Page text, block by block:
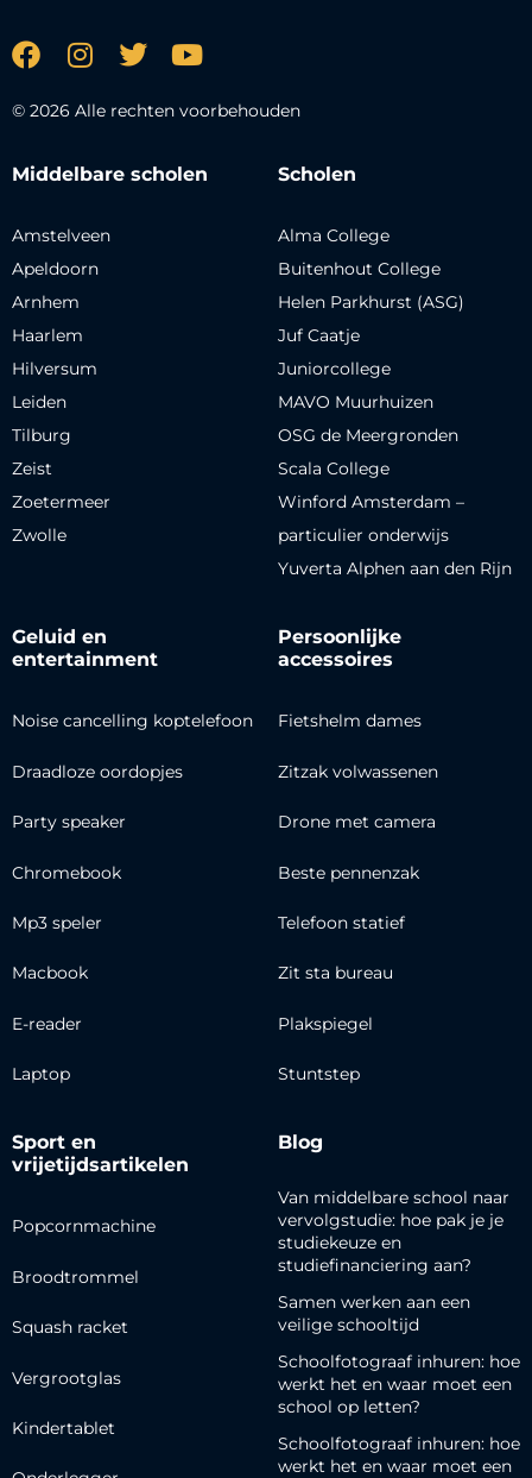
© 2026 Alle rechten voorbehouden
Middelbare scholen
Amstelveen
Apeldoorn
Arnhem
Haarlem
Hilversum
Leiden
Tilburg
Zeist
Zoetermeer
Zwolle
Scholen
Alma College
Buitenhout College
Helen Parkhurst (ASG)
Juf Caatje
Juniorcollege
MAVO Muurhuizen
OSG de Meergronden
Scala College
Winford Amsterdam –
particulier onderwijs
Yuverta Alphen aan den Rijn
Geluid en
entertainment
Noise cancelling koptelefoon
Draadloze oordopjes
Party speaker
Chromebook
Mp3 speler
Macbook
E-reader
Laptop
Persoonlijke
accessoires
Fietshelm dames
Zitzak volwassenen
Drone met camera
Beste pennenzak
Telefoon statief
Zit sta bureau
Plakspiegel
Stuntstep
Sport en
vrijetijdsartikelen
Popcornmachine
Broodtrommel
Squash racket
Vergrootglas
Kindertablet
Blog
Van middelbare school naar
vervolgstudie: hoe pak je je
studiekeuze en
studiefinanciering aan?
Samen werken aan een
veilige schooltijd
Schoolfotograaf inhuren: hoe
werkt het en waar moet een
school op letten?
Schoolfotograaf inhuren: hoe
werkt het en waar moet een